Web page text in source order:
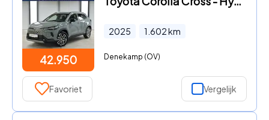
42.950
2025 1.602km
Denekamp (OV)
Favoriet Vergelijk